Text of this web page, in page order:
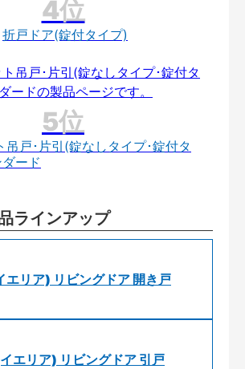
折戸ドア(錠付タイプ)
吊戸･片引(錠なしタイプ･錠付タ
ード
ラインアップ
リア) リビングドア 開き戸
エリア) リビングドア 引戸